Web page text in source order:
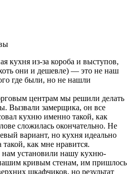
кухня из-за короба и выступов,
они и дешевле) — это не наш
где были, но не нашли
центрам мы решили делать
Вызвали замерщика, он все
кухню именно такой, как
сложилась окончательно. Не
вариант, но кухня идеально
как мне нравится.
нам установили нашу кухню-
кривым стенам, им пришлось
шкафчиков, но результат